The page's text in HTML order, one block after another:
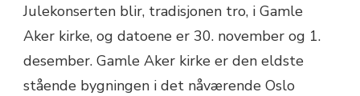
Julekonserten blir, tradisjonen tro, i Gamle
Aker kirke, og datoene er 30. november og 1.
desember. Gamle Aker kirke er den eldste
stående bygningen i det nåværende Oslo